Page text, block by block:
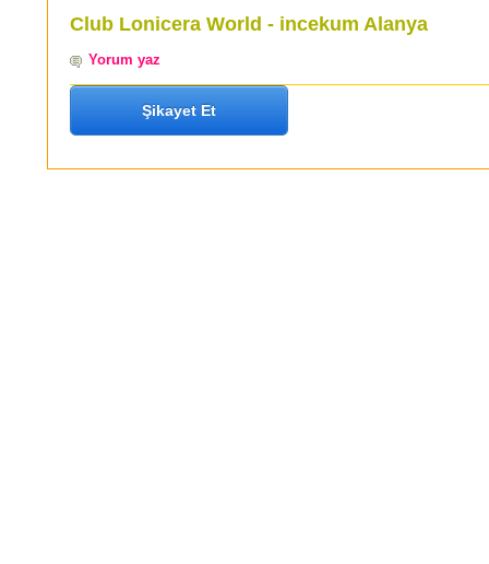
Club Lonicera World - incekum Alanya
Yorum yaz
Şikayet Et